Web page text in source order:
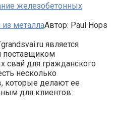
железобетонных
металлаАвтор: Paul Hops
является
поставщиком
свай для гражданского
несколько
которые делают ее
для клиентов: